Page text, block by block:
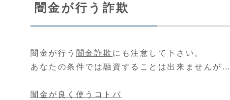
闇金が行う詐欺
闇金が行う 闇金詐欺 にも注意して下さい。
あなたの条件では融資することは出来ませんが
闇金が良く使うコトバ